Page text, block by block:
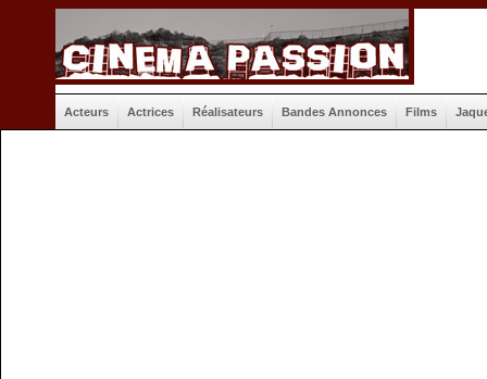
Acteurs Actrices Réalisateurs Bandes Annonces Films